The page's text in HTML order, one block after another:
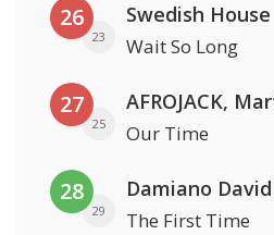
26
23
Swedish
Wait So Long
27
25 Our Time
28
29
Damiano David
The First Time